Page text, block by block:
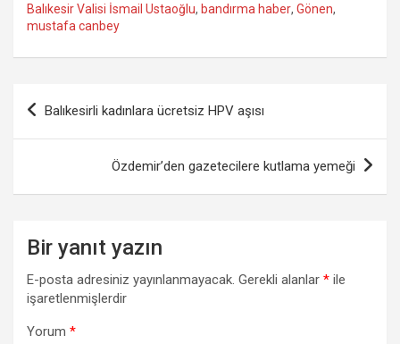
Balıkesir Valisi İsmail Ustaoğlu, bandırma haber, Gönen,
mustafa canbey
Yazı
Balıkesirli kadınlara ücretsiz HPV aşısı
Özdemir’den gazetecilere kutlama yemeği
Bir yanıt yazın
E-posta adresiniz yayınlanmayacak. Gerekli alanlar * ile
işaretlenmişlerdir
Yorum *